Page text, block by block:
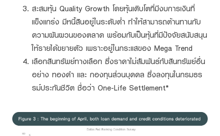
สะสมหุ้น Quality Growth โดยหุ้นเติบโตที่มีงบการเงินที่
แข็งแกร่ง มีหนี้สินอยู่ในระดับต่ำ ทำให้สามารถต้านทานกับ
ความผันผวนของตลาด พร้อมกับเป็นหุ้นที่มีปัจจัยสนับสนุน
ให้รายได้ขยายตัว เพราะอยู่ในกระแสของ Mega Trend
เลือกสินทรัพย์ทางเลือก ซึ่งราคาไม่สัมพันธ์กับสินทรัพย์อื่น
อย่าง ทองคำ และ กองทุนส่วนบุคคล ซึ่งลงทุนในกรมธร
รม์ประกันชีวิต ชื่อว่า One-Life Settlement*